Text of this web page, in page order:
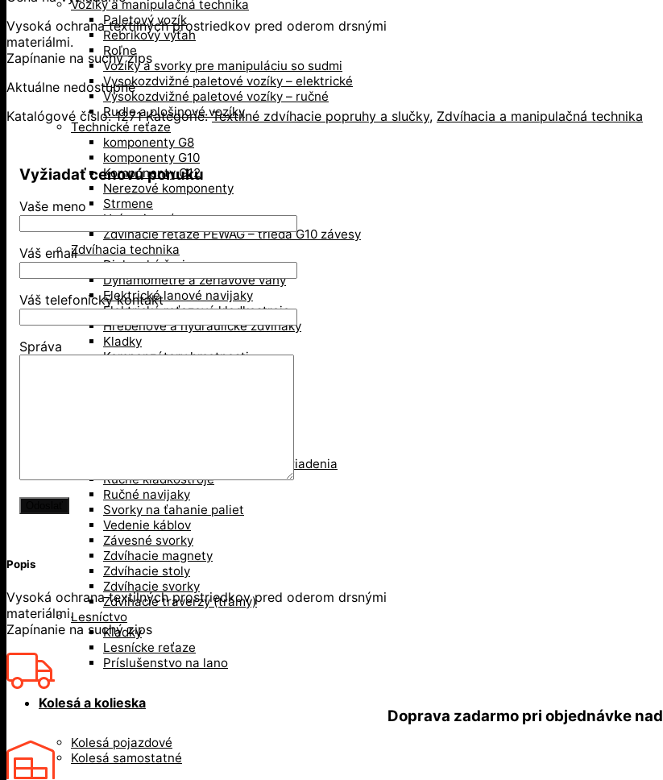
Vozíky a manipulačná technika
Paletový vozík
Rebríkový výťah
Roľne
Vozíky a svorky pre manipuláciu so sudmi
Vysokozdvižné paletové vozíky – elektrické
Vysokozdvižné paletové vozíky – ručné
Rudle a plošinové vozíky
Technické reťaze
komponenty G8
komponenty G10
Komponenty G12
Nerezové komponenty
Strmene
Upínacie reťaze
Zdvíhacie reťaze PEWAG – trieda G10 závesy
Zdvíhacia technika
Dielenské žeriavy
Dynamometre a žeriavove váhy
Elektrické lanové navijaky
Elektrické reťazové kladkostroje
Hrebeňové a hydraulické zdviháky
Kladky
Kompenzátory hmotnosti
Prísavky a Vakuové zdvíhacie zariadenia
Ručné kladkostroje
Ručné navijaky
Svorky na ťahanie paliet
Vedenie káblov
Závesné svorky
Zdvíhacie magnety
Zdvíhacie stoly
Zdvíhacie svorky
Zdvíhacie traverzy (trámy)
Lesníctvo
Kladky
Lesnícke reťaze
Príslušenstvo na lano
Kolesá a kolieska
Kolesá pojazdové
Kolesá samostatné
Vysoká ochrana textilných prostriedkov pred oderom drsnými
materiálmi.
Zapínanie na suchý zips
Aktuálne nedostupné
Katalógové číslo:1271 Kategórie:Textilné zdvíhacie popruhy a slučky, Zdvíhacia a manipulačná technika
Vyžiadať cenovú ponuku
Vaše meno
Váš email
Váš telefonický kontakt
Správa
Popis
Vysoká ochrana textilných prostriedkov pred oderom drsnými
materiálmi.
Zapínanie na suchý zips
Doprava zadarmo pri objednávke nad